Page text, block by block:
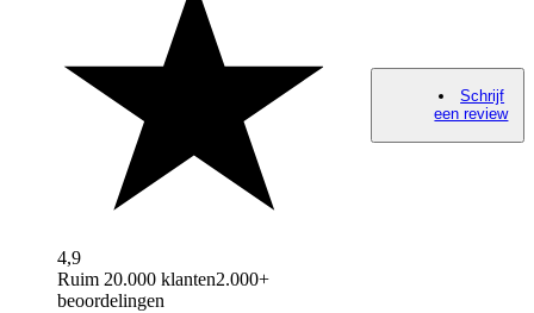
4,9
Ruim 20.000 klanten2.000+
beoordelingen
Schrijf
een review